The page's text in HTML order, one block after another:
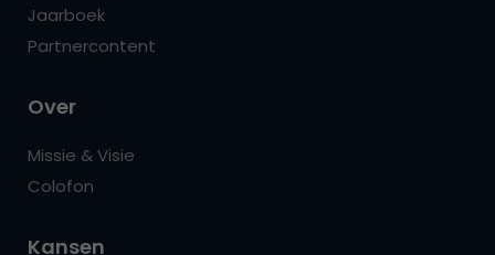
Jaarboek
Partnercontent
Over
Missie & Visie
Colofon
Kansen